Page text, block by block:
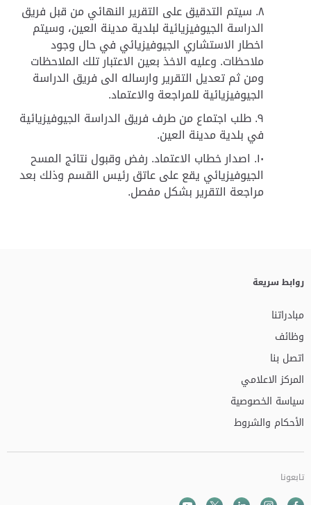
سيتم التدقيق على التقرير النهائي من قبل فريق
الدراسة الجيوفيزيائية لبلدية مدينة العين، وسيتم
اخطار الاستشاري الجيوفيزيائي في حال وجود
ملاحظات. وعليه الاخذ بعين الاعتبار تلك الملاحظات
ومن ثم تعديل التقرير وارساله الى فريق الدراسة
الجيوفيزيائية للمراجعة والاعتماد.
طلب اجتماع من طرف فريق الدراسة الجيوفيزيائية
في بلدية مدينة العين.
اصدار خطاب الاعتماد. رفض وقبول نتائج المسح
الجيوفيزيائي يقع على عاتق رئيس القسم وذلك بعد
مراجعة التقرير بشكل مفصل.
روابط سريعة
مبادراتنا
وظائف
اتصل بنا
المركز الاعلامي
سياسة الخصوصية
الأحكام والشروط
تابعونا